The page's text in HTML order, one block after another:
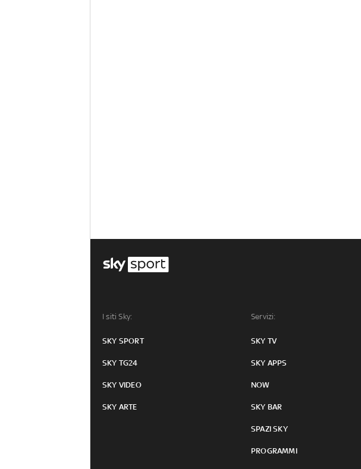
I siti Sky:
SKY SPORT
SKY TG24
SKY VIDEO
SKY ARTE
Servizi:
SKY TV
SKY APPS
NOW
SKY BAR
SPAZI SKY
PROGRAMMI